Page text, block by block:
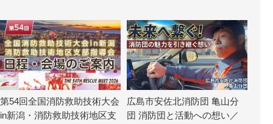
第54回全国消防救助技術大会
in新潟・消防救助技術地区支
広島市安佐北消防団 亀山分
団 消防団と活動への想い／